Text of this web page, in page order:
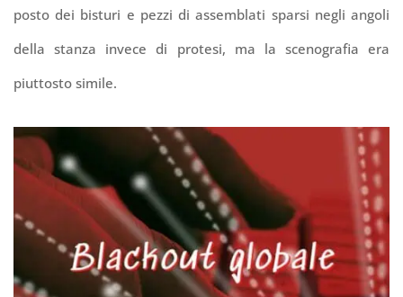
posto dei bisturi e pezzi di assemblati sparsi negli angoli
della stanza invece di protesi, ma la scenografia era
piuttosto simile.